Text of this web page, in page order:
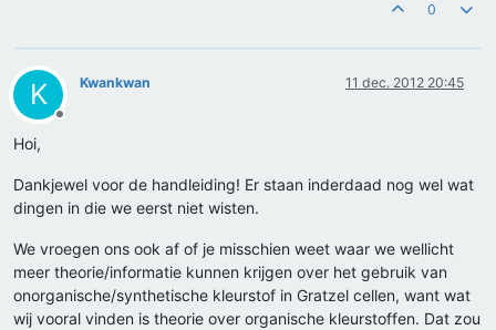
0
K
Offline
Kwankwan 11 dec. 2012 20:45
Hoi,
Dankjewel voor de handleiding! Er staan inderdaad nog wel wat
dingen in die we eerst niet wisten.
We vroegen ons ook af of je misschien weet waar we wellicht
meer theorie/informatie kunnen krijgen over het gebruik van
onorganische/synthetische kleurstof in Gratzel cellen, want wat
wij vooral vinden is theorie over organische kleurstoffen. Dat zou